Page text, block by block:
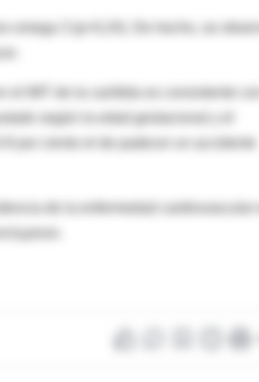
omega 3 (p=0,24). De hecho, se
según la edad gestacional y el
por ciento el de padecer un accidente